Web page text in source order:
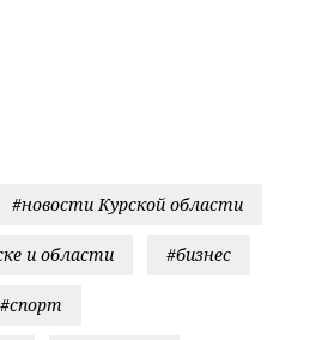
#новости Курской области
и области #бизнес
#спорт